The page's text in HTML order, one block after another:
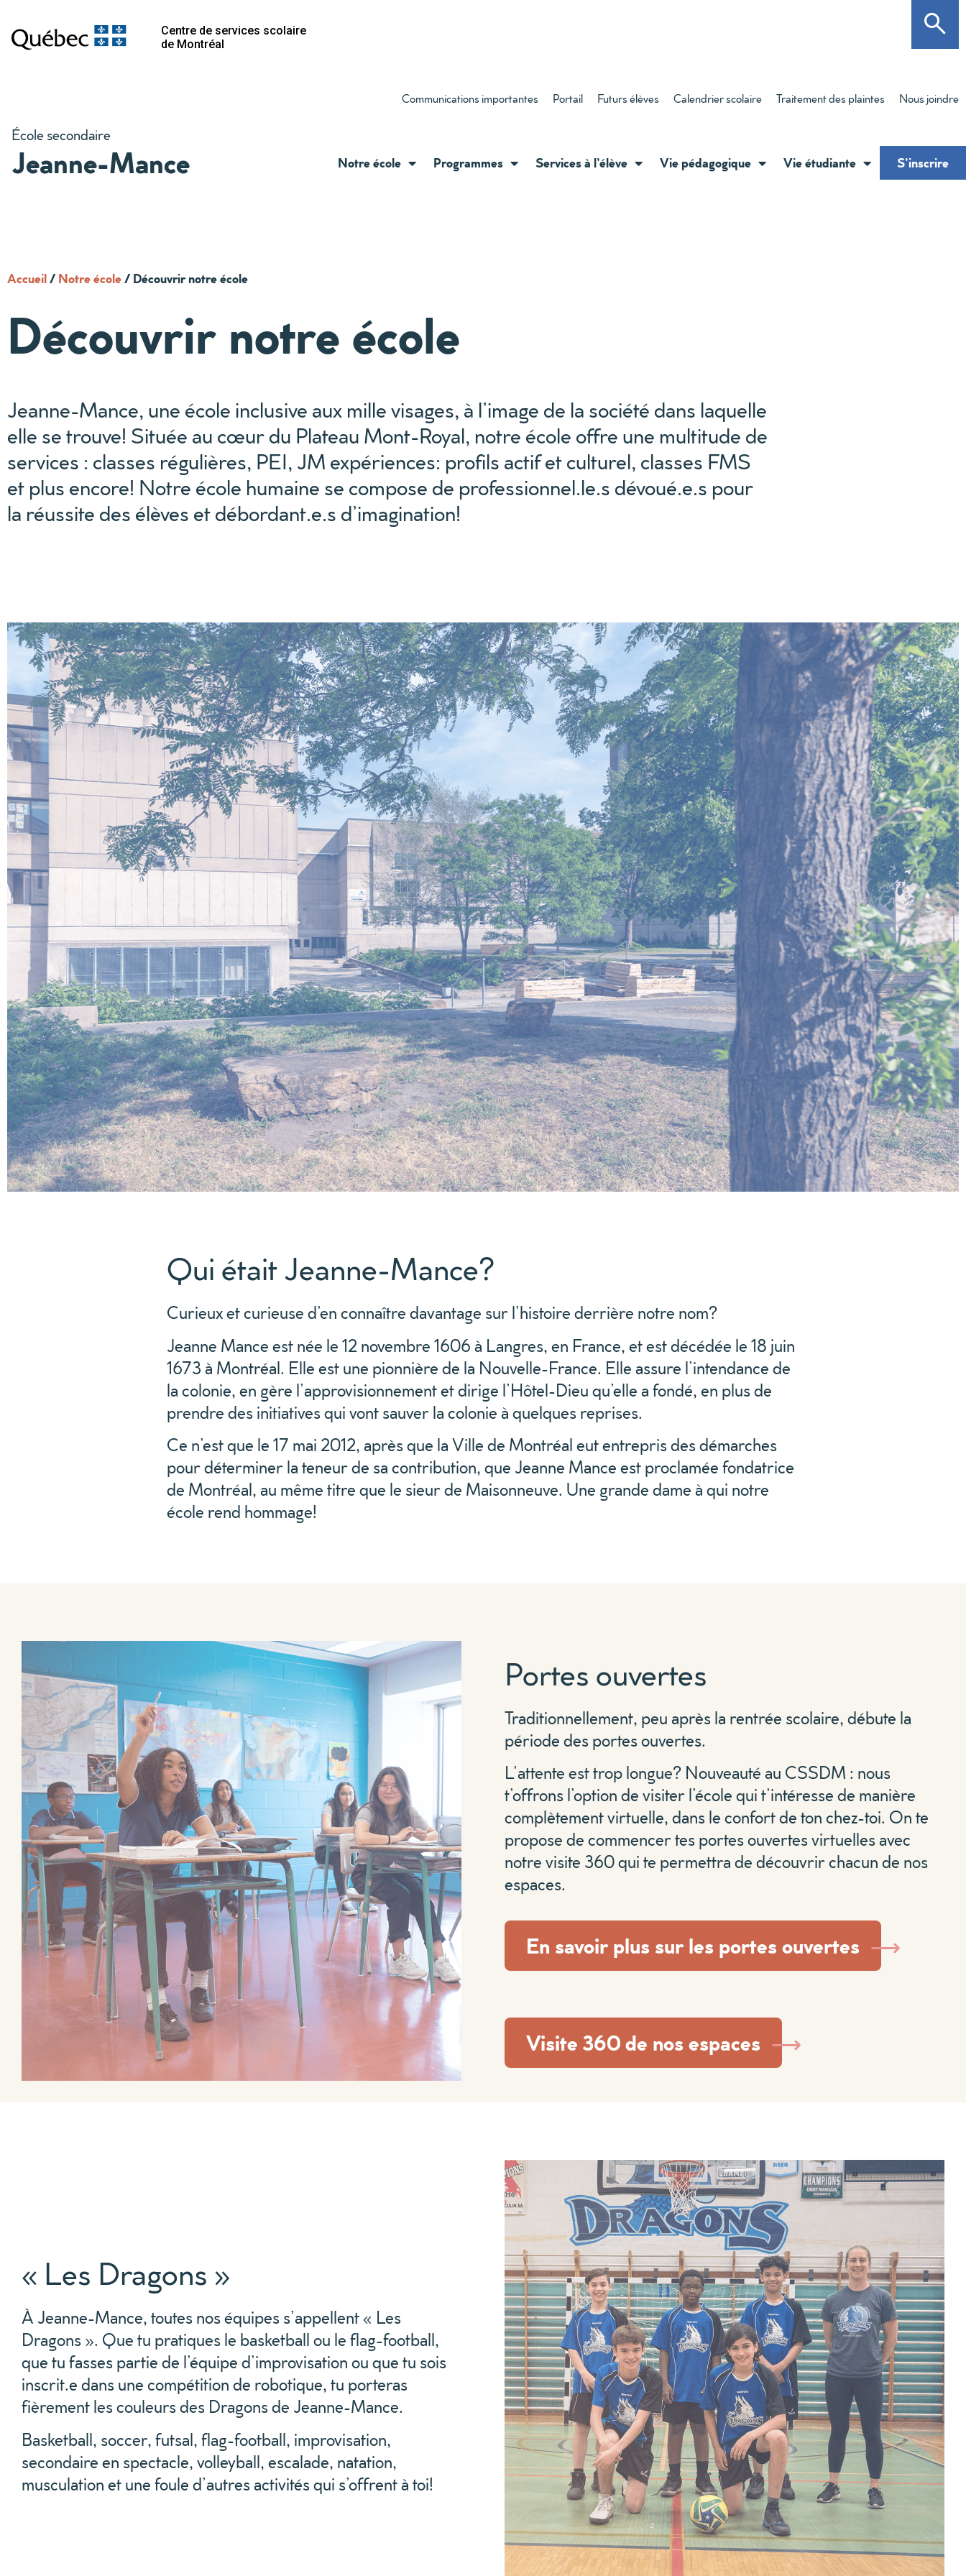
Centre de services scolaire
de Montréal
École secondaire
Jeanne-Mance
Communications importantes Portail Futurs élèves Calendrier scolaire Traitement des plaintes Nous joindre
Notre école Programmes Services à l’élève Vie pédagogique Vie étudiante S’inscrire
Accueil/Notre école/Découvrir notre école
Découvrir notre école
Jeanne-Mance, une école inclusive aux mille visages, à l’image de la société dans laquelle
elle se trouve! Située au cœur du Plateau Mont-Royal, notre école offre une multitude de
services : classes régulières, PEI, JM expériences: profils actif et culturel, classes FMS
et plus encore! Notre école humaine se compose de professionnel.le.s dévoué.e.s pour
la réussite des élèves et débordant.e.s d’imagination!
Qui était Jeanne-Mance?
Curieux et curieuse d’en connaître davantage sur l’histoire derrière notre nom?
Jeanne Mance est née le 12 novembre 1606 à Langres, en France, et est décédée le 18 juin
1673 à Montréal. Elle est une pionnière de la Nouvelle-France. Elle assure l’intendance de
la colonie, en gère l’approvisionnement et dirige l’Hôtel-Dieu qu’elle a fondé, en plus de
prendre des initiatives qui vont sauver la colonie à quelques reprises.
Ce n’est que le 17 mai 2012, après que la Ville de Montréal eut entrepris des démarches
pour déterminer la teneur de sa contribution, que Jeanne Mance est proclamée fondatrice
de Montréal, au même titre que le sieur de Maisonneuve. Une grande dame à qui notre
école rend hommage!
Portes ouvertes
Traditionnellement, peu après la rentrée scolaire, débute la
période des portes ouvertes.
L’attente est trop longue? Nouveauté au CSSDM : nous
t’offrons l’option de visiter l’école qui t’intéresse de manière
complètement virtuelle, dans le confort de ton chez-toi. On te
propose de commencer tes portes ouvertes virtuelles avec
notre visite 360 qui te permettra de découvrir chacun de nos
espaces.
En savoir plus sur les portes ouvertes
Visite 360 de nos espaces
« Les Dragons »
À Jeanne-Mance, toutes nos équipes s’appellent « Les
Dragons ». Que tu pratiques le basketball ou le flag-football,
que tu fasses partie de l’équipe d’improvisation ou que tu sois
inscrit.e dans une compétition de robotique, tu porteras
fièrement les couleurs des Dragons de Jeanne-Mance.
Basketball, soccer, futsal, flag-football, improvisation,
secondaire en spectacle, volleyball, escalade, natation,
musculation et une foule d’autres activités qui s’offrent à toi!